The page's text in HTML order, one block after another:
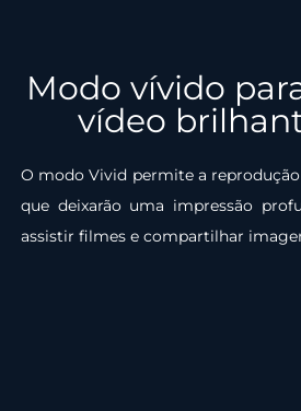
Modo vívido
vídeo
O modo Vivid permite a
que deixarão uma impressão
assistir filmes e compartilhar